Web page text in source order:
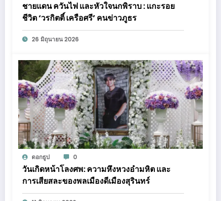
ชายแดน ควันไฟ และหัวใจนกพิราบ : แกะรอย
ชีวิต ‘วรกิตติ์ เครือศรี’ คนข่าวภูธร
26 มิถุนายน 2026
ดอกธูป 0
วันเกิดหน้าโลงศพ: ความหึงหวงอำมหิต และ
การเสียสละของพลเมืองดีเมืองสุรินทร์